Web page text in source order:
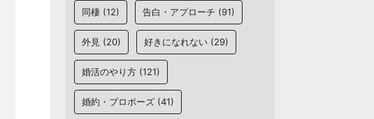
同棲 (12) 告白・アプローチ (91)
外見 (20) 好きになれない (29)
婚活のやり方 (121)
婚約・プロポーズ (41)